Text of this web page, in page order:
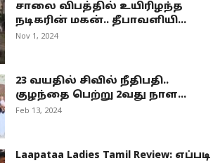
சாலை விபத்தில் உயிரிழந்த
நடிகரின் மகன்.. தீபாவளியி...
Nov 1, 2024
23 வயதில் சிவில் நீதிபதி..
குழந்தை பெற்று 2வது நாள...
Feb 13, 2024
Laapataa Ladies Tamil Review: எப்படி